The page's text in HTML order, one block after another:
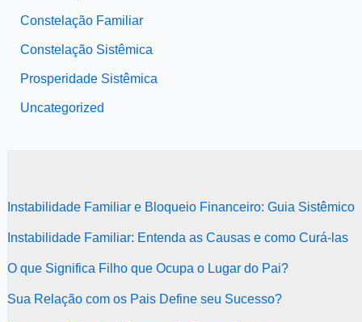
Constelação Familiar
Constelação Sistêmica
Prosperidade Sistêmica
Uncategorized
Instabilidade Familiar e Bloqueio Financeiro: Guia Sistêmico
Instabilidade Familiar: Entenda as Causas e como Curá-las
O que Significa Filho que Ocupa o Lugar do Pai?
Sua Relação com os Pais Define seu Sucesso?